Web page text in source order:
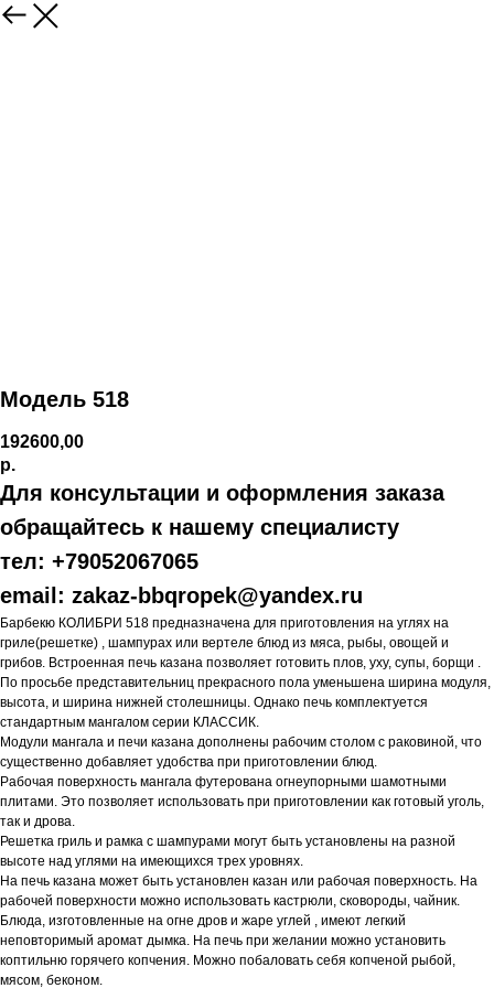
Модель 518
192600,00
р.
Для консультации и оформления заказа
обращайтесь к нашему специалисту
тел: +79052067065
email: zakaz-bbqropek@yandex.ru
Барбекю КОЛИБРИ 518 предназначена для приготовления на углях на
гриле(решетке) , шампурах или вертеле блюд из мяса, рыбы, овощей и
грибов. Встроенная печь казана позволяет готовить плов, уху, супы, борщи .
По просьбе представительниц прекрасного пола уменьшена ширина модуля,
высота, и ширина нижней столешницы. Однако печь комплектуется
стандартным мангалом серии КЛАССИК.
Модули мангала и печи казана дополнены рабочим столом с раковиной, что
существенно добавляет удобства при приготовлении блюд.
Рабочая поверхность мангала футерована огнеупорными шамотными
плитами. Это позволяет использовать при приготовлении как готовый уголь,
так и дрова.
Решетка гриль и рамка с шампурами могут быть установлены на разной
высоте над углями на имеющихся трех уровнях.
На печь казана может быть установлен казан или рабочая поверхность. На
рабочей поверхности можно использовать кастрюли, сковороды, чайник.
Блюда, изготовленные на огне дров и жаре углей , имеют легкий
неповторимый аромат дымка. На печь при желании можно установить
коптильню горячего копчения. Можно побаловать себя копченой рыбой,
мясом, беконом.